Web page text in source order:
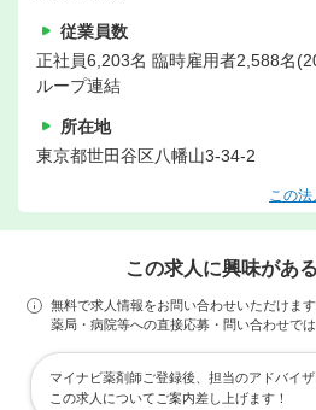
従業員数
正社員6,203名 臨時雇用者2,588名
ループ連結
所在地
東京都世田谷区八幡山3-34-2
この
この求人に興味があ
無料で求人情報をお問い合わせいただけます
薬局・病院等への直接応募・問い合わせで
マイナビ薬剤師ご登録後、担当のアドバイザ
この求人についてご案内差し上げます！